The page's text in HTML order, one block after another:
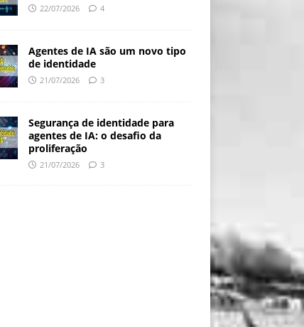
22/07/2026 4
Agentes de IA são um novo tipo
de identidade
21/07/2026 3
Segurança de identidade para
agentes de IA: o desafio da
proliferação
21/07/2026 3